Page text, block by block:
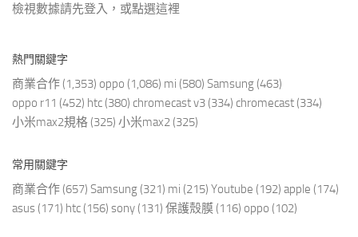
檢視數據請先登入，或點選這裡
熱門關鍵字
商業合作 (1,353) oppo (1,086) mi (580) Samsung (463)
oppo r11 (452) htc (380) chromecast v3 (334) chromecast (334)
小米max2規格 (325) 小米max2 (325)
常用關鍵字
商業合作 (657) Samsung (321) mi (215) Youtube (192) apple (174)
asus (171) htc (156) sony (131) 保護殼膜 (116) oppo (102)